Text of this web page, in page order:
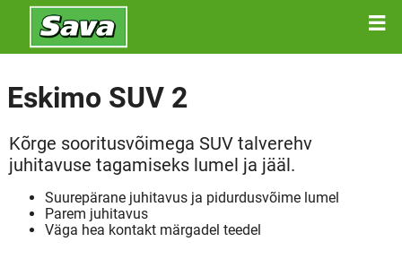
Eskimo SUV 2
Kõrge sooritusvõimega SUV talverehv
juhitavuse tagamiseks lumel ja jääl.
Suurepärane juhitavus ja pidurdusvõime lumel
Parem juhitavus
Väga hea kontakt märgadel teedel